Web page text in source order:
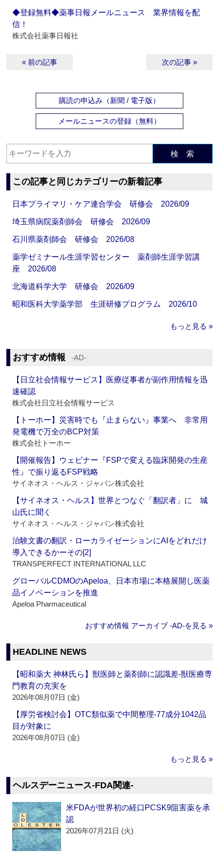
◆登録無料◆薬事日報メールニュース 業界情報を配
信！
株式会社薬事日報社
« 前の記事 次の記事 »
購読の申込み（新聞 / 電子版）
メールニュースの登録（無料）
検 索
この記事と同じカテゴリーの新着記事
日本プライマリ・ケア連合学会 研修会 2026/09
埼玉県病院薬剤師会 研修会 2026/09
石川県薬剤師会 研修会 2026/08
薬学ゼミナール生涯学習センター 薬剤師生涯学習講
座 2026/08
北海道科学大学 研修会 2026/09
昭和医科大学薬学部 生涯研修プログラム 2026/10
もっと見る »
おすすめ情報 ‐AD‐
【日立社会情報サービス】医療従事者が副作用情報を迅
速確認
株式会社日立社会情報サービス
【トーホー】災害時でも『止まらない』事業へ 非常用
発電機で万全のBCP対策
株式会社トーホー
【開催報告】ウェビナー『FSPで変える臨床開発の生産
性』で振り返るFSP戦略
サイネオス・ヘルス・ジャパン株式会社
【サイネオス・ヘルス】世界とつなぐ「翻訳者」に 城
山氏に聞く
サイネオス・ヘルス・ジャパン株式会社
治験文書の翻訳・ローカライゼーションにAIをどれだけ
導入できるかーその[2]
TRANSPERFECT INTERNATIONAL LLC
グローバルCDMOのApeloa、日本市場に本格展開し医薬
品イノベーションを推進
Apeloa Pharmaceutical
おすすめ情報 アーカイブ ‐AD‐を見る »
HEADLINE NEWS
【昭和薬大 神林氏ら】獣医師と薬剤師に認識差‐獣医療専
門教育の充実を
2026年08月07日 (金)
【厚労省検討会】OTC類似薬で中間整理‐77成分1042品
目が対象に
2026年08月07日 (金)
もっと見る »
ヘルスデーニュース‐FDA関連‐
米FDAが世界初の経口PCSK9阻害薬を承
認
2026年07月21日 (火)